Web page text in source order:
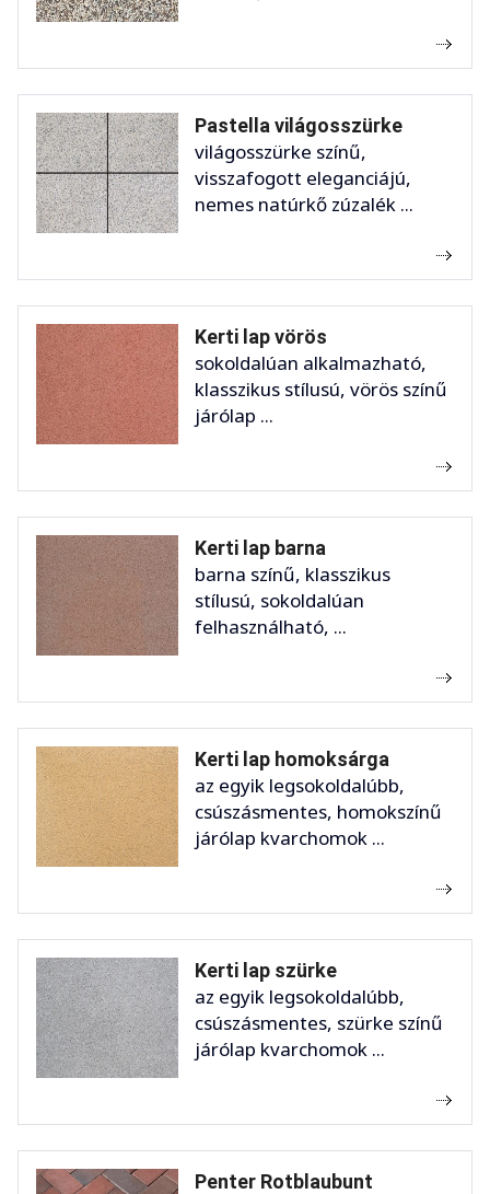
Pastella világosszürke
világosszürke színű,
visszafogott eleganciájú,
nemes natúrkő zúzalék ...
Kerti lap vörös
sokoldalúan alkalmazható,
klasszikus stílusú, vörös színű
járólap ...
Kerti lap barna
barna színű, klasszikus
stílusú, sokoldalúan
felhasználható, ...
Kerti lap homoksárga
az egyik legsokoldalúbb,
csúszásmentes, homokszínű
járólap kvarchomok ...
Kerti lap szürke
az egyik legsokoldalúbb,
csúszásmentes, szürke színű
járólap kvarchomok ...
Penter Rotblaubunt